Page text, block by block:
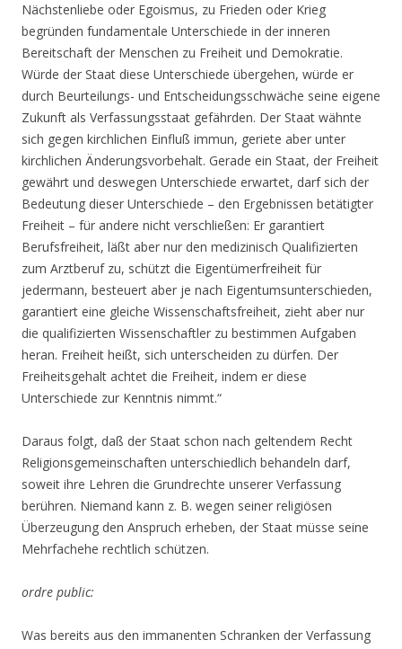
Nächstenliebe oder Egoismus, zu Frieden oder Krieg
begründen fundamentale Unterschiede in der inneren
Bereitschaft der Menschen zu Freiheit und Demokratie.
Würde der Staat diese Unterschiede übergehen, würde er
durch Beurteilungs- und Entscheidungsschwäche seine eigene
Zukunft als Verfassungsstaat gefährden. Der Staat wähnte
sich gegen kirchlichen Einfluß immun, geriete aber unter
kirchlichen Änderungsvorbehalt. Gerade ein Staat, der Freiheit
gewährt und deswegen Unterschiede erwartet, darf sich der
Bedeutung dieser Unterschiede – den Ergebnissen betätigter
Freiheit – für andere nicht verschließen: Er garantiert
Berufsfreiheit, läßt aber nur den medizinisch Qualifizierten
zum Arztberuf zu, schützt die Eigentümerfreiheit für
jedermann, besteuert aber je nach Eigentumsunterschieden,
garantiert eine gleiche Wissenschaftsfreiheit, zieht aber nur
die qualifizierten Wissenschaftler zu bestimmen Aufgaben
heran. Freiheit heißt, sich unterscheiden zu dürfen. Der
Freiheitsgehalt achtet die Freiheit, indem er diese
Unterschiede zur Kenntnis nimmt.“
Daraus folgt, daß der Staat schon nach geltendem Recht
Religionsgemeinschaften unterschiedlich behandeln darf,
soweit ihre Lehren die Grundrechte unserer Verfassung
berühren. Niemand kann z. B. wegen seiner religiösen
Überzeugung den Anspruch erheben, der Staat müsse seine
Mehrfachehe rechtlich schützen.
ordre public:
Was bereits aus den immanenten Schranken der Verfassung